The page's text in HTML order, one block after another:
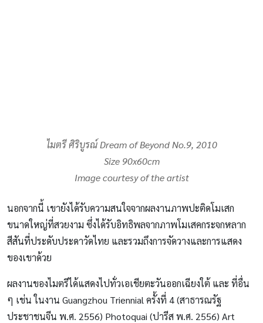
ไมตรี ศิริบูรณ์ Dream of Beyond No.9, 2010
Size 90x60cm
Image courtesy of the artist
นอกจากนี้ เขายังได้รับความสนใจจากผลงานภาพปะติดโมเสก
ขนาดใหญ่ที่สวยงาม ซึ่งได้รับอิทธิพลจากภาพโมเสคกระจกหลาก
สีสันที่ประดับประดาวัดไทย และรวมถึงการจัดวางและการแสดง
ของเขาด้วย
ผลงานของไมตรีได้แสดงไปทั่วเอเชียตะวันออกเฉียงใต้ และ ที่อื่น
ๆ เช่น ในงาน Guangzhou Triennial ครั้งที่ 4 (สาธารณรัฐ
ประชาชนจีน พ.ศ. 2556) Photoquai (ปารีส พ.ศ. 2556) Art